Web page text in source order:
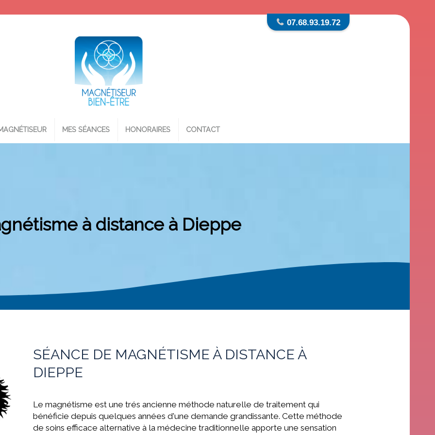
07.68.93.19.72
MES SÉANCES HONORAIRES CONTACT
à distance à Dieppe
SÉANCE DE MAGNÉTISME À DISTANCE À
DIEPPE
Le magnétisme est une trés ancienne méthode naturelle de traitement qui
bénéficie depuis quelques années d'une demande grandissante. Cette méthode
de soins efficace alternative à la médecinetraditionnelle apporte une sensation